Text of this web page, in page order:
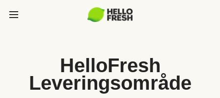
HelloFresh
Leveringsområde